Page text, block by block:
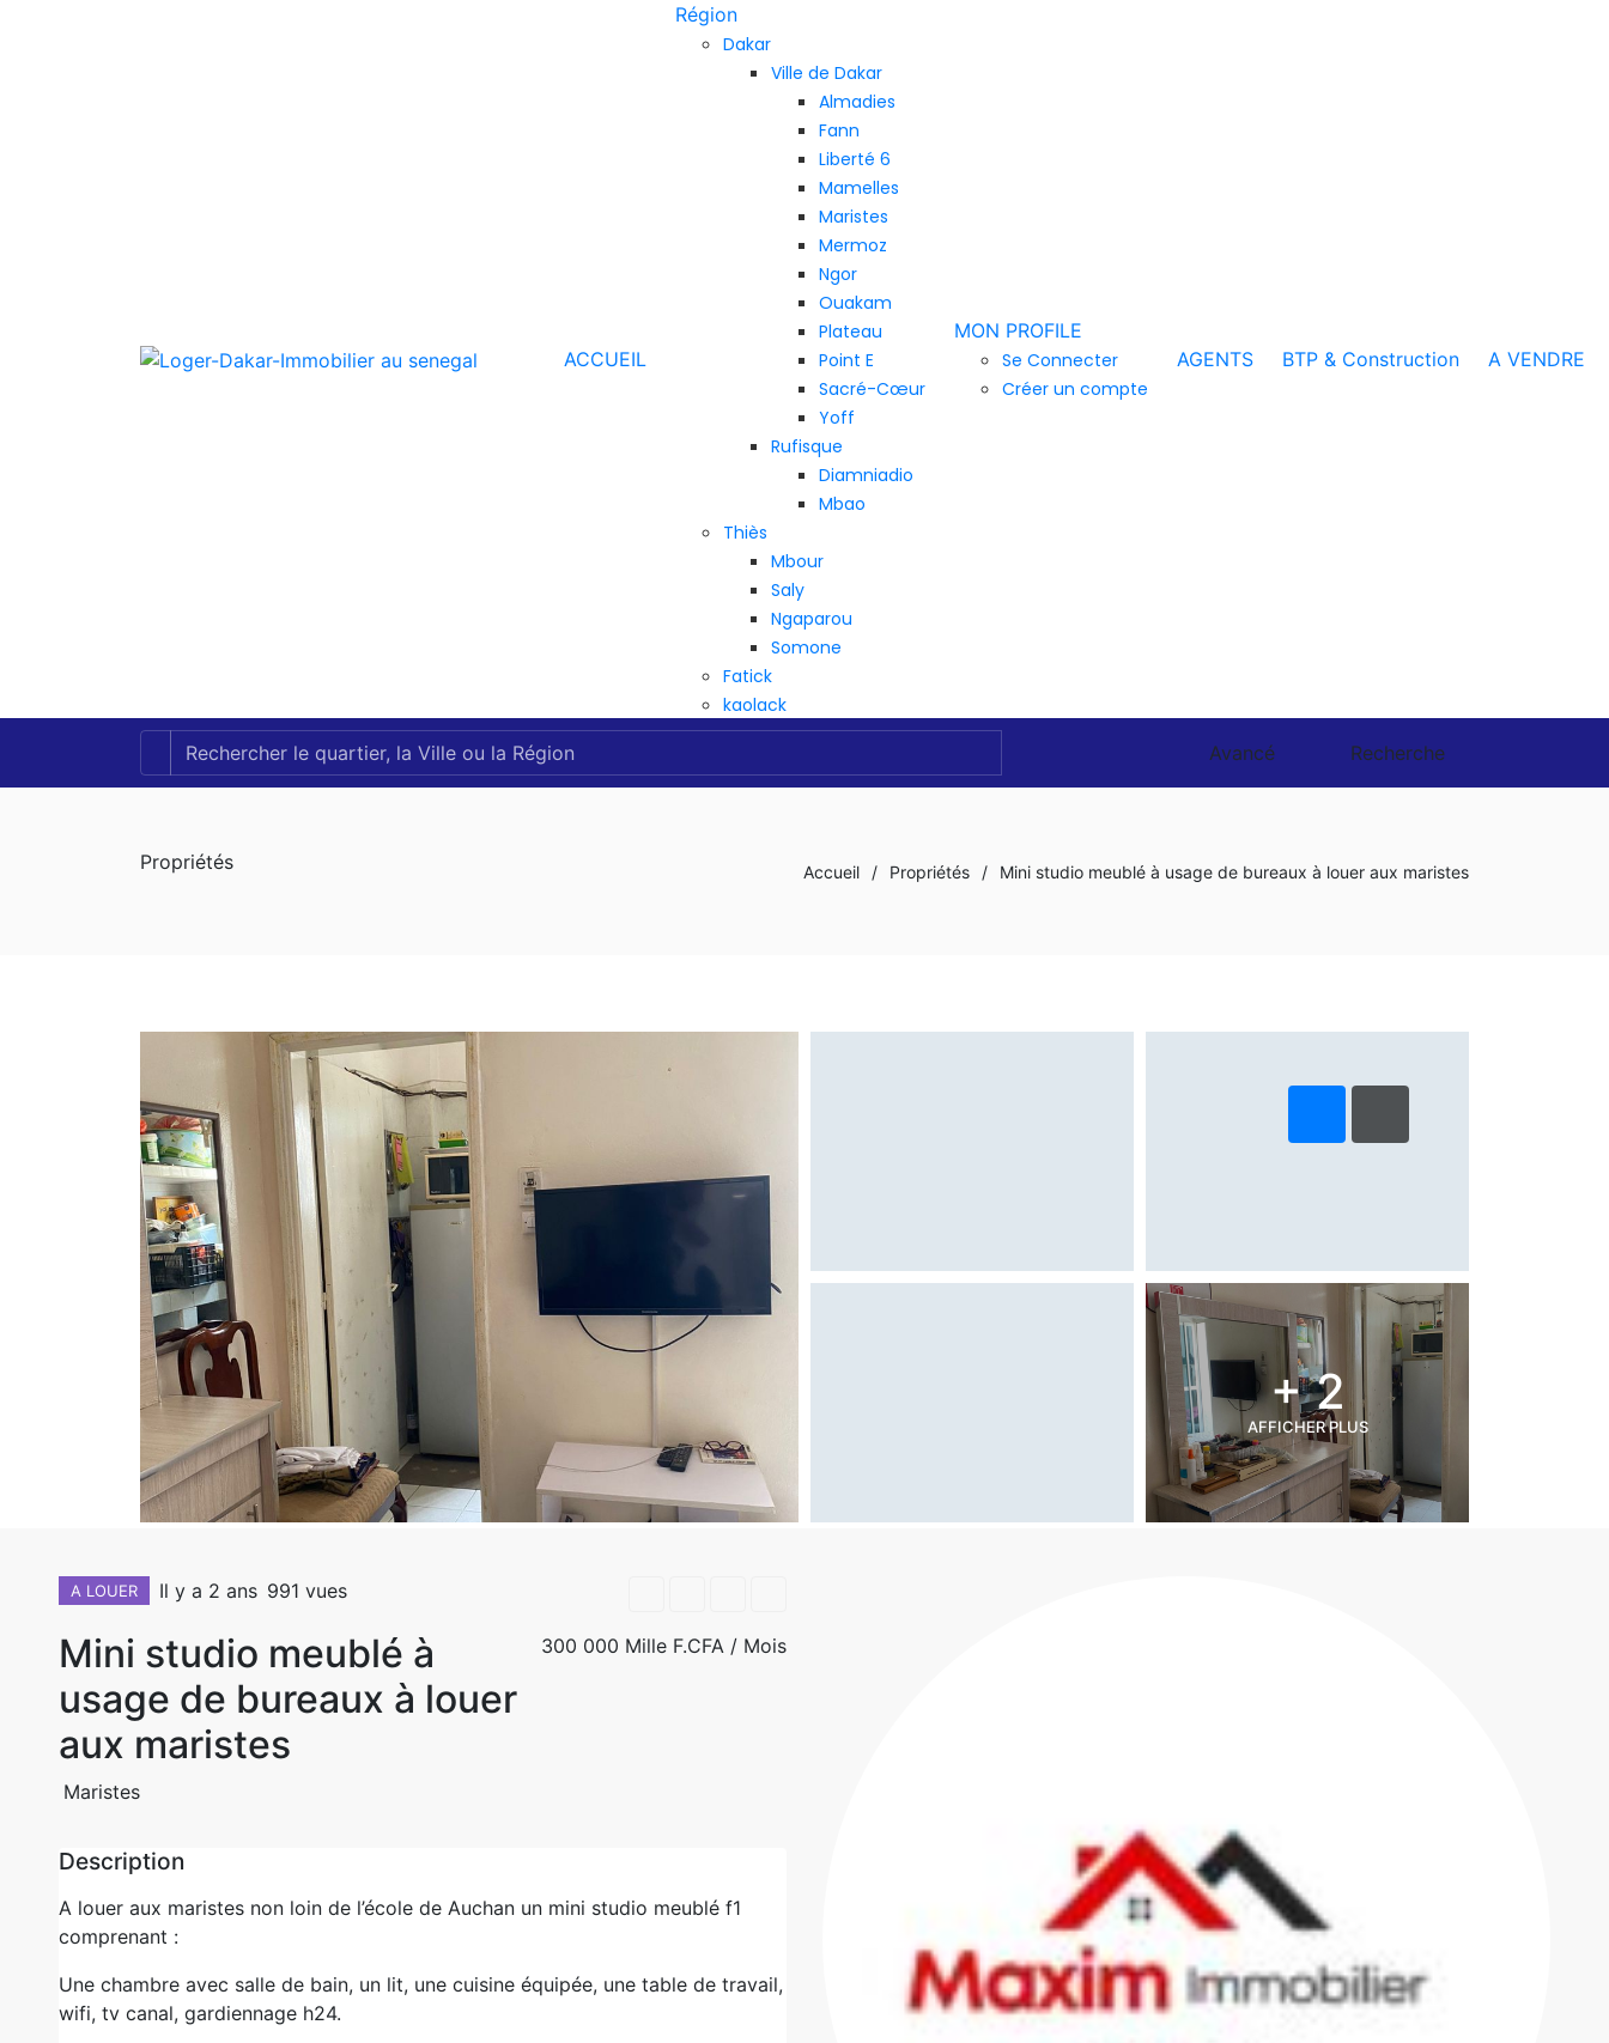
ACCUEIL
Région
Dakar
Ville de Dakar
Almadies
Fann
Liberté 6
Mamelles
Maristes
Mermoz
Ngor
Ouakam
Plateau
Point E
Sacré-Cœur
Yoff
Rufisque
Diamniadio
Mbao
Thiès
Mbour
Saly
Ngaparou
Somone
Fatick
kaolack
MON PROFILE
Se Connecter
Créer un compte
AGENTS BTP & Construction A VENDRE
Avancé Recherche
Propriétés Accueil / Propriétés / Mini studio meublé à usage de bureaux à louer aux maristes
+ 2
AFFICHER PLUS
A LOUER Il y a 2 ans 991 vues
Mini studio meublé à
usage de bureaux à louer
aux maristes
Maristes
300 000 Mille F.CFA / Mois
Description
A louer aux maristes non loin de l’école de Auchan un mini studio meublé f1
comprenant :
Une chambre avec salle de bain, un lit, une cuisine équipée, une table de travail,
wifi, tv canal, gardiennage h24.